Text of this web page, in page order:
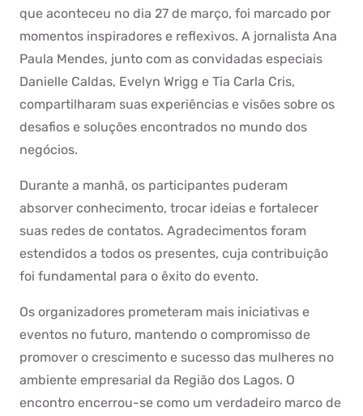
que aconteceu no dia 27 de março, foi marcado por
momentos inspiradores e reflexivos. A jornalista Ana
Paula Mendes, junto com as convidadas especiais
Danielle Caldas, Evelyn Wrigg e Tia Carla Cris,
compartilharam suas experiências e visões sobre os
desafios e soluções encontrados no mundo dos
negócios.
Durante a manhã, os participantes puderam
absorver conhecimento, trocar ideias e fortalecer
suas redes de contatos. Agradecimentos foram
estendidos a todos os presentes, cuja contribuição
foi fundamental para o êxito do evento.
Os organizadores prometeram mais iniciativas e
eventos no futuro, mantendo o compromisso de
promover o crescimento e sucesso das mulheres no
ambiente empresarial da Região dos Lagos. O
encontro encerrou-se como um verdadeiro marco de